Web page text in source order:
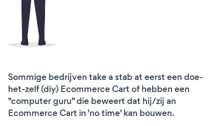
Sommige bedrijven take a stab at eerst een doe-
het-zelf (diy) Ecommerce Cart of hebben een
"computer guru" die beweert dat hij/zij an
Ecommerce Cart in 'no time' kan bouwen.